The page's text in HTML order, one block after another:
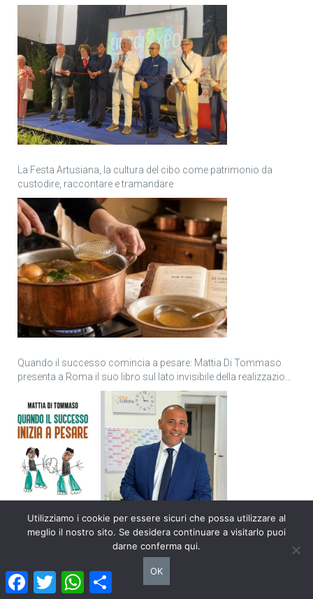
La Festa Artusiana, la cultura del cibo come patrimonio da
custodire, raccontare e tramandare
Quando il successo comincia a pesare: Mattia Di Tommaso
presenta a Roma il suo libro sul lato invisibile della realizzazione
A L’Aquila, nella festività del Santo Patrono, la conferenza di
Mons. Corrado Lorefice, Arcivescovo di Palermo
FacebookTwitter WhatsAppCondividi
Utilizziamo i cookie per essere sicuri che possa utilizzare al
meglio il nostro sito. Se desidera continuare a visitarlo puoi
darne conferma qui.
OK